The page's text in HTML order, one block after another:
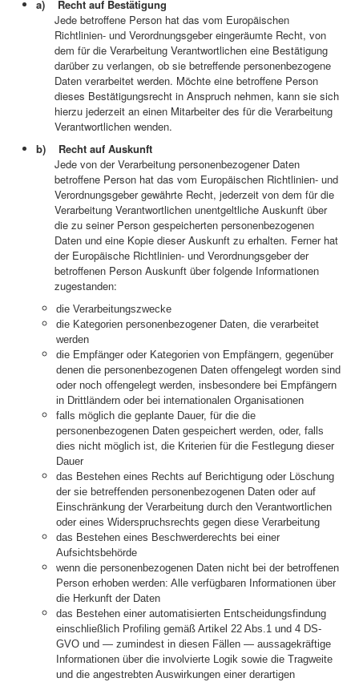
a) Recht auf Bestätigung
Jede betroffene Person hat das vom Europäischen
Richtlinien- und Verordnungsgeber eingeräumte Recht, von
dem für die Verarbeitung Verantwortlichen eine Bestätigung
darüber zu verlangen, ob sie betreffende personenbezogene
Daten verarbeitet werden. Möchte eine betroffene Person
dieses Bestätigungsrecht in Anspruch nehmen, kann sie sich
hierzu jederzeit an einen Mitarbeiter des für die Verarbeitung
Verantwortlichen wenden.
b) Recht auf Auskunft
Jede von der Verarbeitung personenbezogener Daten
betroffene Person hat das vom Europäischen Richtlinien- und
Verordnungsgeber gewährte Recht, jederzeit von dem für die
Verarbeitung Verantwortlichen unentgeltliche Auskunft über
die zu seiner Person gespeicherten personenbezogenen
Daten und eine Kopie dieser Auskunft zu erhalten. Ferner hat
der Europäische Richtlinien- und Verordnungsgeber der
betroffenen Person Auskunft über folgende Informationen
zugestanden:
die Verarbeitungszwecke
die Kategorien personenbezogener Daten, die verarbeitet
werden
die Empfänger oder Kategorien von Empfängern, gegenüber
denen die personenbezogenen Daten offengelegt worden sind
oder noch offengelegt werden, insbesondere bei Empfängern
in Drittländern oder bei internationalen Organisationen
falls möglich die geplante Dauer, für die die
personenbezogenen Daten gespeichert werden, oder, falls
dies nicht möglich ist, die Kriterien für die Festlegung dieser
Dauer
das Bestehen eines Rechts auf Berichtigung oder Löschung
der sie betreffenden personenbezogenen Daten oder auf
Einschränkung der Verarbeitung durch den Verantwortlichen
oder eines Widerspruchsrechts gegen diese Verarbeitung
das Bestehen eines Beschwerderechts bei einer
Aufsichtsbehörde
wenn die personenbezogenen Daten nicht bei der betroffenen
Person erhoben werden: Alle verfügbaren Informationen über
die Herkunft der Daten
das Bestehen einer automatisierten Entscheidungsfindung
einschließlich Profiling gemäß Artikel 22 Abs.1 und 4 DS-
GVO und — zumindest in diesen Fällen — aussagekräftige
Informationen über die involvierte Logik sowie die Tragweite
und die angestrebten Auswirkungen einer derartigen